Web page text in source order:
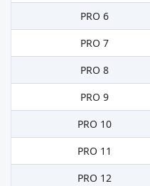
PRO 6
PRO 7
PRO 8
PRO 9
PRO 10
PRO 11
PRO 12